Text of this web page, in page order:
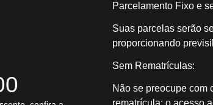
Parcelamento Fixo e
Suas parcelas serão
proporcionando
Sem Rematrículas:
Não se preocupe com
rematrícula; o acesso